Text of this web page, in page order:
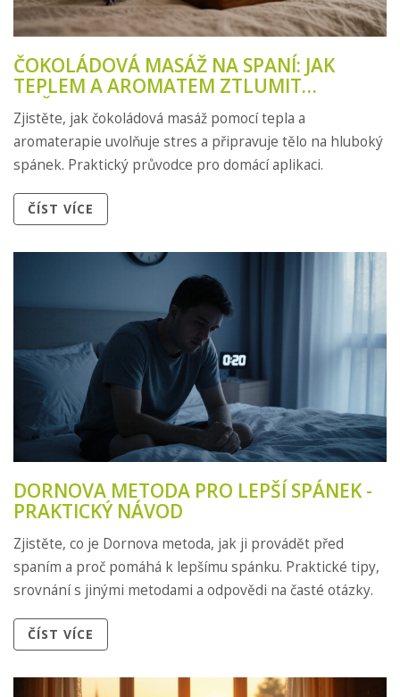
ČOKOLÁDOVÁ MASÁŽ NA SPANÍ: JAK
TEPLEM A AROMATEM ZTLUMIT
MYŠLENKY A USNOUT
Zjistěte, jak čokoládová masáž pomocí tepla a
aromaterapie uvolňuje stres a připravuje tělo na hluboký
spánek. Praktický průvodce pro domácí aplikaci.
ČÍST VÍCE
DORNOVA METODA PRO LEPŠÍ SPÁNEK -
PRAKTICKÝ NÁVOD
Zjistěte, co je Dornova metoda, jak ji provádět před
spaním a proč pomáhá k lepšímu spánku. Praktické tipy,
srovnání s jinými metodami a odpovědi na časté otázky.
ČÍST VÍCE